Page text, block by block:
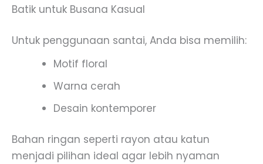
Batik untuk Busana Kasual
Untuk penggunaan santai, Anda bisa memilih:
Motif floral
Warna cerah
Desain kontemporer
Bahan ringan seperti rayon atau katun
menjadi pilihan ideal agar lebih nyaman